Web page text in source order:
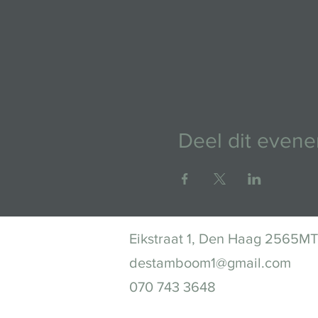
Deel dit
Eikstraat 1, Den Haag 2565MT
destamboom1@gmail.com
070 743 3648